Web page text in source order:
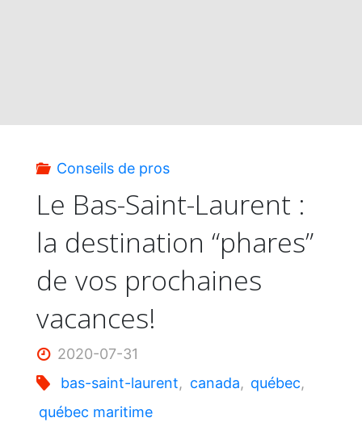
Conseils de pros
Le Bas-Saint-Laurent :
la destination “phares”
de vos prochaines
vacances!
2020-07-31
bas-saint-laurent, canada, québec,
québec maritime